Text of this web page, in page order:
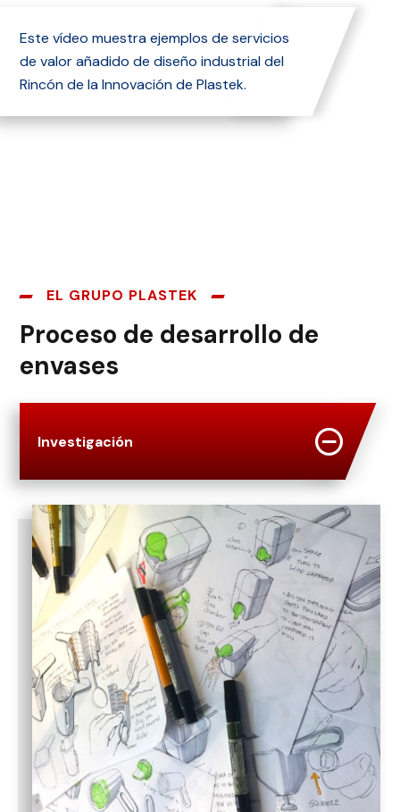
Este vídeo muestra ejemplos de servicios
de valor añadido de diseño industrial del
Rincón de la Innovación de Plastek.
EL GRUPO PLASTEK
Proceso de desarrollo de
envases
Investigación